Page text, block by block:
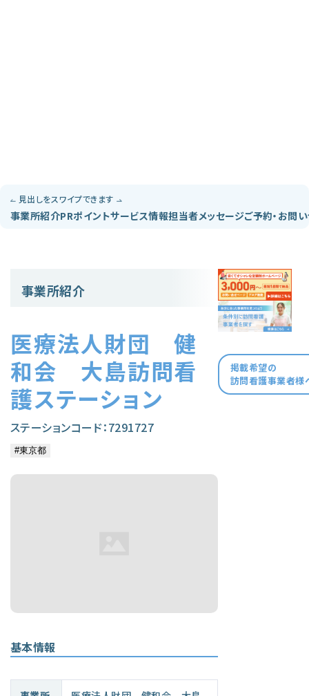
見出しをスワイプできます
事業所紹介PRポイントサービス情報担当者メッセージご予約・お問
事業所紹介
医療法人財団 健
和会 大島訪問看
護ステーション
ステーションコード：7291727
基本情報
掲載希望の
訪問看護事業者様